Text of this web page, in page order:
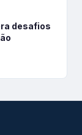
desafios